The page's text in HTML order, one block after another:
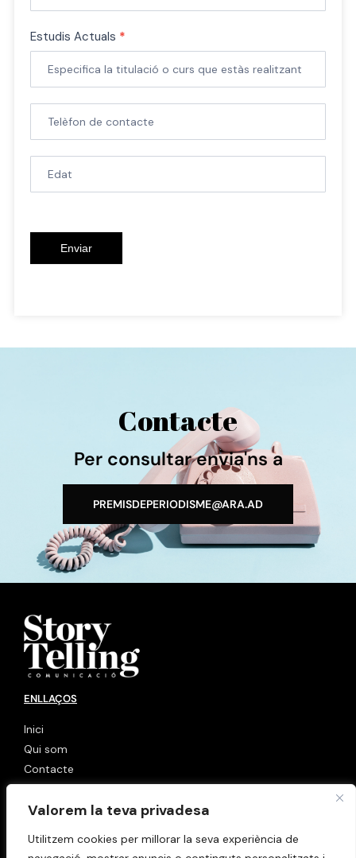
Valorem la teva privadesa
Utilitzem cookies per millorar la seva experiència de
2024
Estudis Actuals *
Enviar
Contacte
Per consultar envia'ns a
PREMISDEPERIODISME@ARA.AD​
ENLLAÇOS
Inici
Qui som
Contacte
Avis Legal